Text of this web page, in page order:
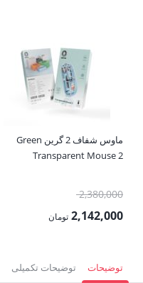
ماوس شفاف 2 گرین Green
Transparent Mouse 2
2,380,000قیمت
اصلی:2,142,000 تومان
2,142,000 تومان.
توضیحات توضیحات تکمیلی